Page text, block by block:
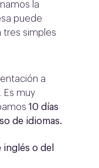
la
puede
tres simples
a
Es muy
10 días
de idiomas.
inglés o del